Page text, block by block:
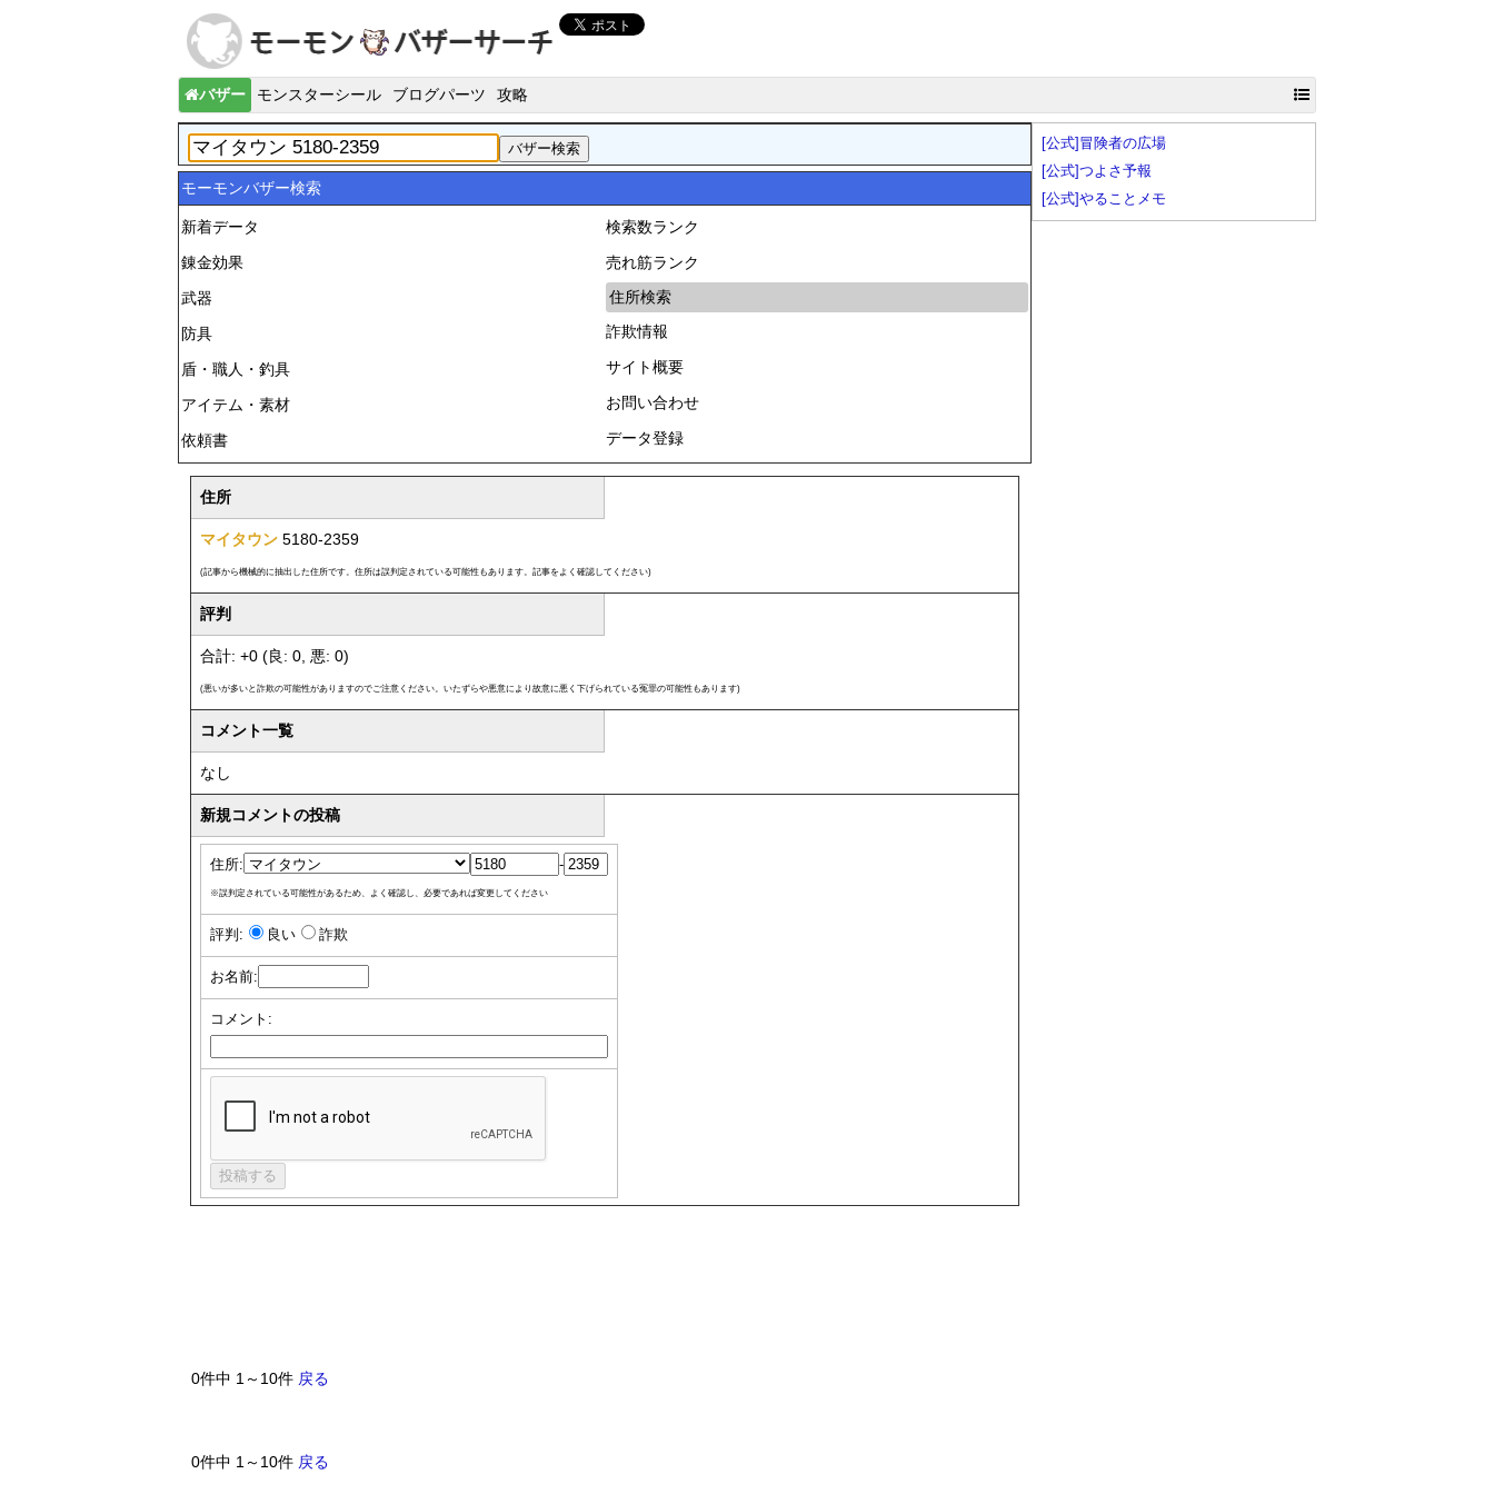
バザー モンスターシール ブログパーツ 攻略
モーモンバザー検索
新着データ
錬金効果
武器
防具
盾・職人・釣具
アイテム・素材
依頼書
検索数ランク
売れ筋ランク
住所検索
詐欺情報
サイト概要
お問い合わせ
データ登録
住所
マイタウン 5180-2359
(記事から機械的に抽出した住所です。住所は誤判定されている可能性もあります。記事をよく確認してください)
評判
合計: +0 (良: 0, 悪: 0)
(悪いが多いと詐欺の可能性がありますのでご注意ください。いたずらや悪意により故意に悪く下げられている冤罪の可能性もあります)
コメント一覧
なし
新規コメントの投稿
住所: -
※誤判定されている可能性があるため、よく確認し、必要であれば変更してください
評判: 良い 詐欺
お名前:
コメント:
0件中 1～10件 戻る
0件中 1～10件 戻る
[公式]冒険者の広場
[公式]つよさ予報
[公式]やることメモ